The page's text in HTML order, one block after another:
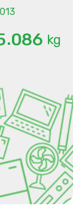
.086 kg